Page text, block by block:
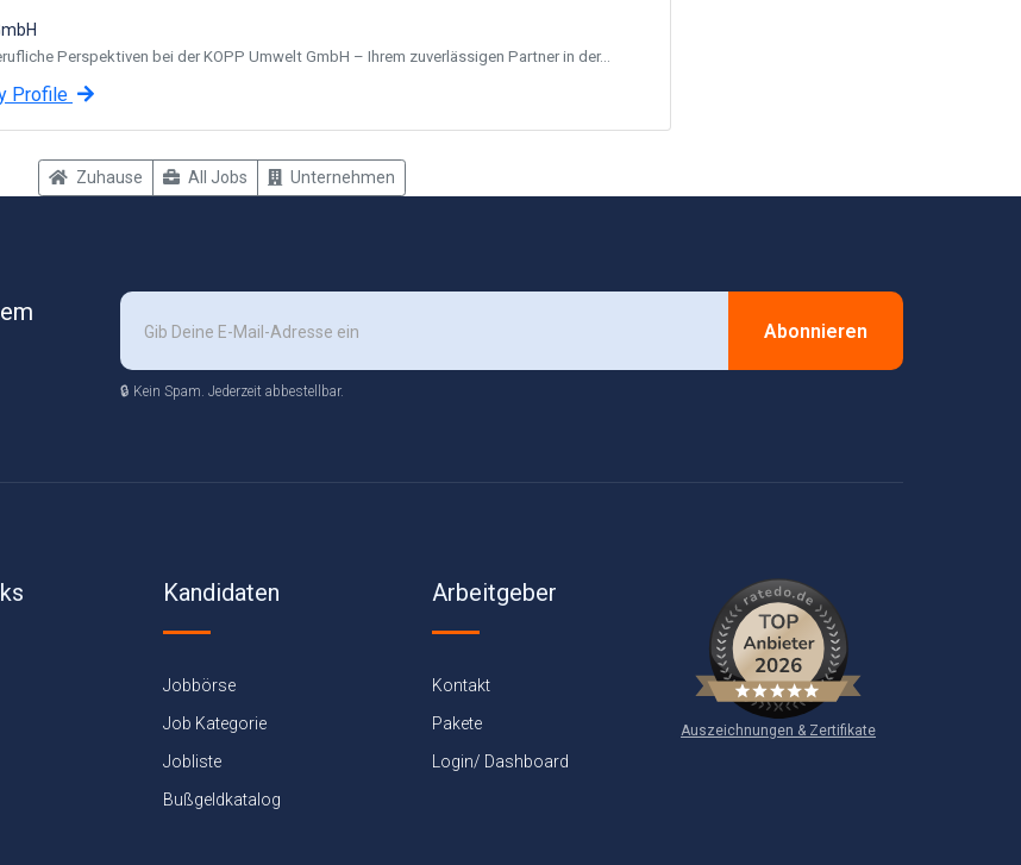
Perspektiven bei der KOPP Umwelt GmbH – Ihrem zuverlässigen Partner in der...
Profile
Zuhause All Jobs Unternehmen
Abonnieren
🔒 Kein Spam. Jederzeit abbestellbar.
Kandidaten
Jobbörse
Job Kategorie
Jobliste
Bußgeldkatalog
Arbeitgeber
Kontakt
Pakete
Login/ Dashboard
Auszeichnungen & Zertifikate